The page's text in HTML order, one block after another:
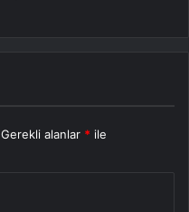
Gerekli alanlar * ile